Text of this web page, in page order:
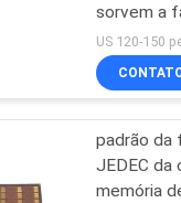
sorvem a
carcaça
padrão da
JEDEC da
memória